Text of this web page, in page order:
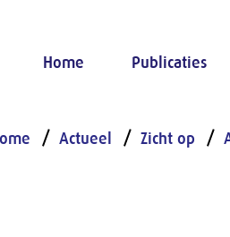
Home Publicaties
Actueel Zicht op